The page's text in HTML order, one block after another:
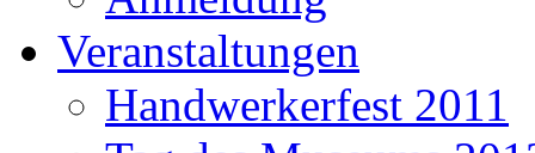
Veranstaltungen
Handwerkerfest 2011